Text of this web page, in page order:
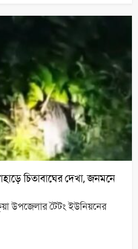
চিতাবাঘের দেখা, জনমনে
উপজেলার টৈটং ইউনিয়নের